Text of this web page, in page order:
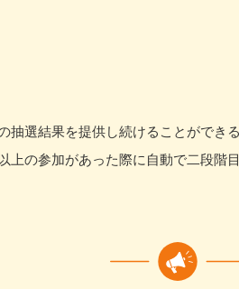
抽選結果を提供し続けることがで
上の参加があった際に自動で二段階